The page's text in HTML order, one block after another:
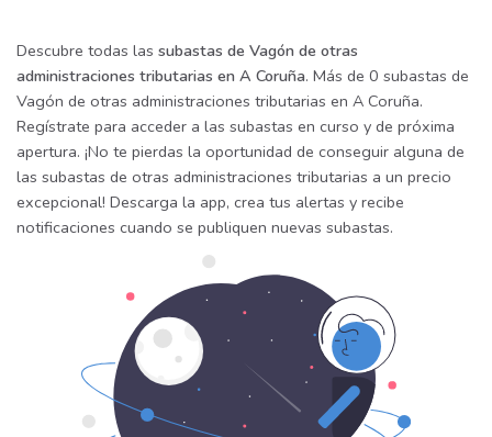
Descubre todas las subastas de Vagón de otras
administraciones tributarias en A Coruña. Más de 0 subastas de
Vagón de otras administraciones tributarias en A Coruña.
Regístrate para acceder a las subastas en curso y de próxima
apertura. ¡No te pierdas la oportunidad de conseguir alguna de
las subastas de otras administraciones tributarias a un precio
excepcional! Descarga la app, crea tus alertas y recibe
notificaciones cuando se publiquen nuevas subastas.